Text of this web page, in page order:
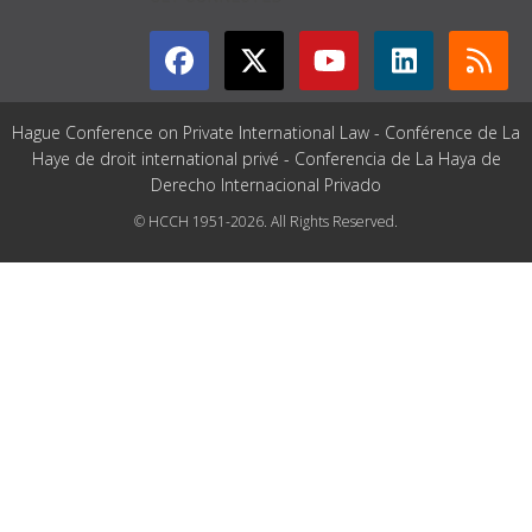
Hague Conference on Private International Law - Conférence de La
Haye de droit international privé - Conferencia de La Haya de
Derecho Internacional Privado
© HCCH 1951-2026. All Rights Reserved.